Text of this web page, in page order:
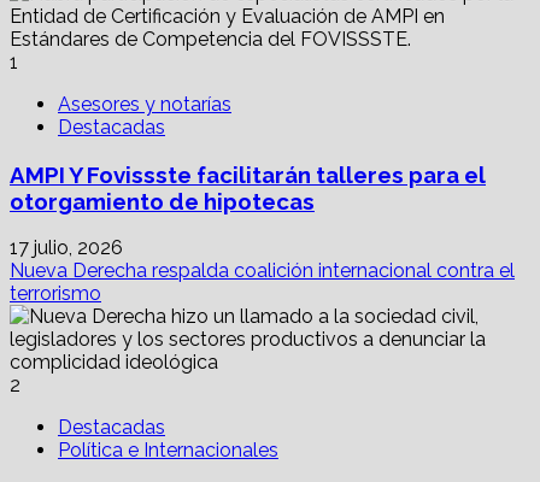
1
Asesores y notarías
Destacadas
AMPI Y Fovissste facilitarán talleres para el
otorgamiento de hipotecas
17 julio, 2026
Nueva Derecha respalda coalición internacional contra el
terrorismo
2
Destacadas
Política e Internacionales